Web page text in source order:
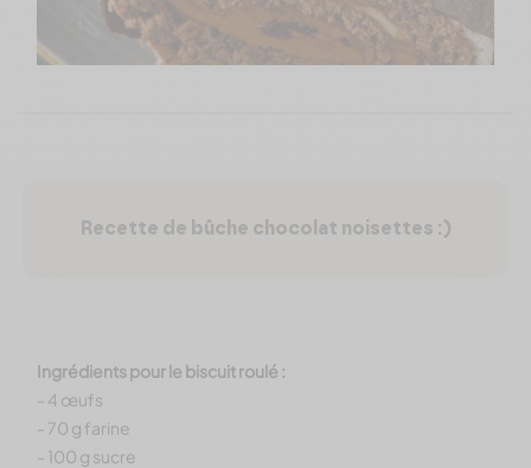
Recette de bûche chocolat noisettes :)
Ingrédients pour le biscuit roulé :
- 4 œufs
- 70 g farine
- 100 g sucre